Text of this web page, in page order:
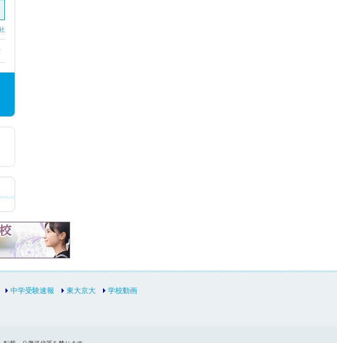
中学受験速報 東大京大
学校動画